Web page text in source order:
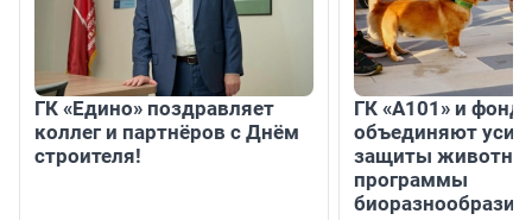
ГК «Едино» поздравляет
коллег и партнёров с Днём
строителя!
ГК «А101» и фонд
объединяют
защиты
программы
биоразнообразия